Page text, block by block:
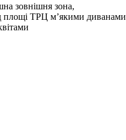
зовнішня зона,
площі ТРЦ м’якими диванами